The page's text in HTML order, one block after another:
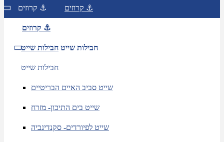
קרוזים ⚓ קרוזים ⚓
קרוזים ⚓
חבילות שייט חבילות שייט
חבילות שייט
שייט סביב האיים הבריטיים
שייט בים התיכון- מזרח
שייט לפיורדים- סקנדינביה